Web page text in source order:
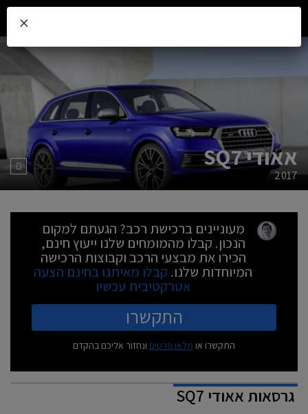
אאודי SQ7
2017
מעוניינים ברכישת רכב? הגעתם למקום
הנכון. קבלו מהמומחים שלנו ייעוץ חינם,
הכירו את מבצעי הרכב וקבוצות הרכישה
המיוחדות שלנו. קבלו מאיתנו בחינם הצעה
אטרקטיבית עכשיו
התקשרו
התקשרו או מלאו פרטים ונחזור אליכם בהקדם
גרסאותאאודי SQ7
×